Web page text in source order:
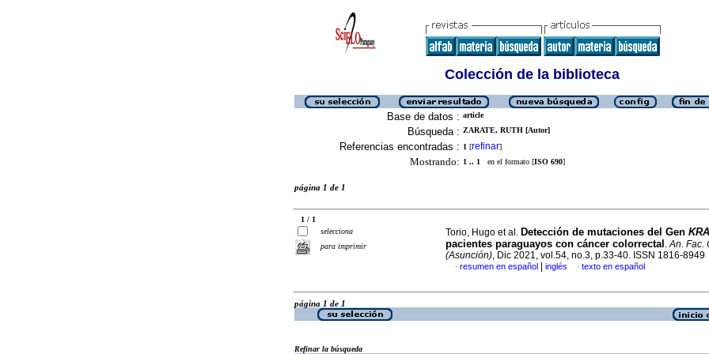
Colección de la biblioteca
Base de datos : article
Búsqueda : ZARATE, RUTH [Autor]
Referencias encontradas : 1 [refinar]
Mostrando: 1 .. 1 en el formato [ISO 690]
página 1 de 1
1 / 1
selecciona
para imprimir
Torio, Hugo et al. Detección de mutaciones del Gen
pacientes paraguayos con cáncer colorrectal .An. Fac.
(Asunción), Dic 2021, vol.54, no.3, p.33-40. ISSN 1816-8949
· resumen en español inglés · texto en español
página 1 de 1
Refinar la búsqueda